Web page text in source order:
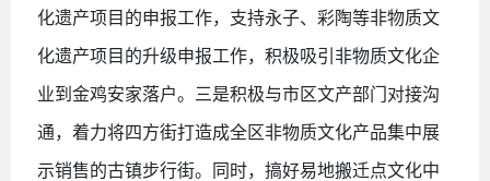
化遗产项目的申报工作，支持永子、彩陶等非物质文
化遗产项目的升级申报工作，积极吸引非物质文化企
业到金鸡安家落户。三是积极与市区文产部门对接沟
通，着力将四方街打造成全区非物质文化产品集中展
示销售的古镇步行街。同时，搞好易地搬迁点文化中